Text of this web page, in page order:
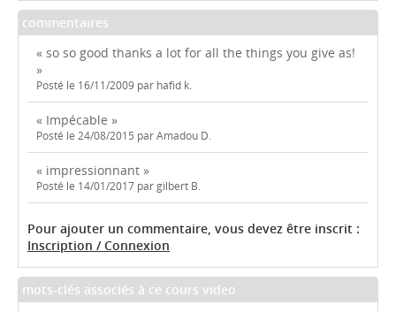
commentaires
« so so good thanks a lot for all the things you give as!
»
Posté le 16/11/2009 par hafid k.
« Impécable »
Posté le 24/08/2015 par Amadou D.
« impressionnant »
Posté le 14/01/2017 par gilbert B.
Pour ajouter un commentaire, vous devez être inscrit :
Inscription / Connexion
mots-clés associés à ce cours video